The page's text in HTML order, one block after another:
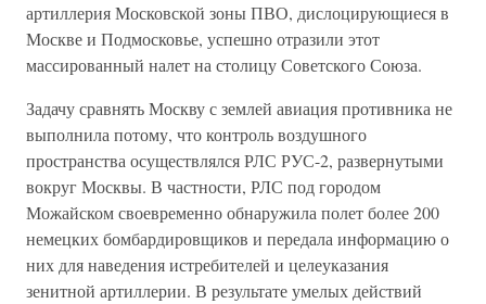
артиллерия Московской зоны ПВО, дислоцирующиеся в
Москве и Подмосковье, успешно отразили этот
массированный налет на столицу Советского Союза.
Задачу сравнять Москву с землей авиация противника не
выполнила потому, что контроль воздушного
пространства осуществлялся РЛС РУС-2, развернутыми
вокруг Москвы. В частности, РЛС под городом
Можайском своевременно обнаружила полет более 200
немецких бомбардировщиков и передала информацию о
них для наведения истребителей и целеуказания
зенитной артиллерии. В результате умелых действий